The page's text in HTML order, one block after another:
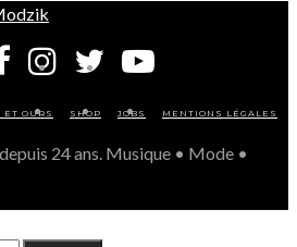
ET OURS SHOP JOBS MENTIONS LÉGALES
24 ans. Musique • Mode •